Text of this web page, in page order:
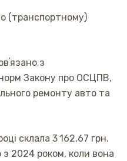
(транспортному)
з
Закону про ОСЦПВ,
ремонту авто та
склала 3 162,67 грн.
з 2024 роком, коли вона